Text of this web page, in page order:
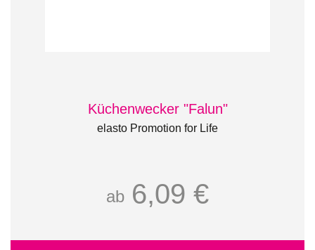
Küchenwecker "Falun"
elasto Promotion for Life
ab 6,09 €